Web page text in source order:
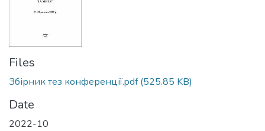
Files
Збірник тез конференції.pdf(525.85 KB)
Date
2022-10